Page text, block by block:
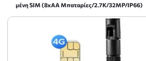
μένη SIM (8xAA Μπαταρίες/2.7K/32MP/IP66)